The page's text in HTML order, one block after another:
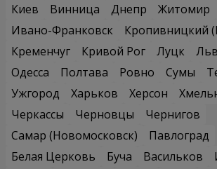
Киев
Винница Днепр Житомир
Ивано-Франковск
Кропивницкий
Кременчуг
Кривой Рог Луцк
Одесса
Полтава Ровно Сумы
Ужгород
Харьков Херсон
Черкассы
Черновцы
Чернигов
Самар (Новомосковск)
Павлоград
Белая Церковь
Буча Васильков